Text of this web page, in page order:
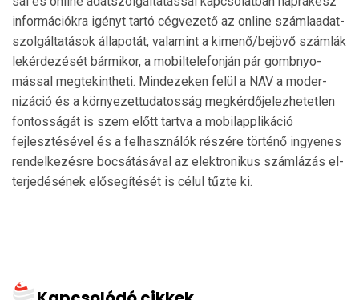
in­formációkra igényt tartó cégvezető az online szám­laadat-
szolgáltatások állapotát, valamint a kimenő/bejövő szám­lák
lekérdezését bármikor, a mobiltelefonján pár gomb­nyo­
mással megtekintheti. Mindezeken felül a NAV a moder­
nizáció és a környezettudatosság megkérdőjelezhe­tetlen
fontosságát is szem előtt tartva a mobilapplikáció
fejlesztésével és a felhasználók részére történő ingyenes
rendel­ke­zésre bocsátásával az elektronikus számlázás el­
ter­jedé­sének elősegítését is célul tűzte ki.